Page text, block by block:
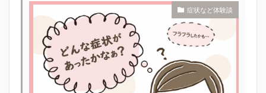
症状など体験談